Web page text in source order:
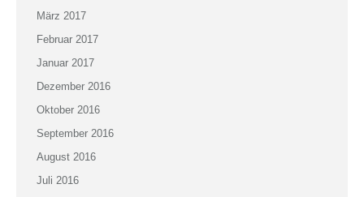
März 2017
Februar 2017
Januar 2017
Dezember 2016
Oktober 2016
September 2016
August 2016
Juli 2016